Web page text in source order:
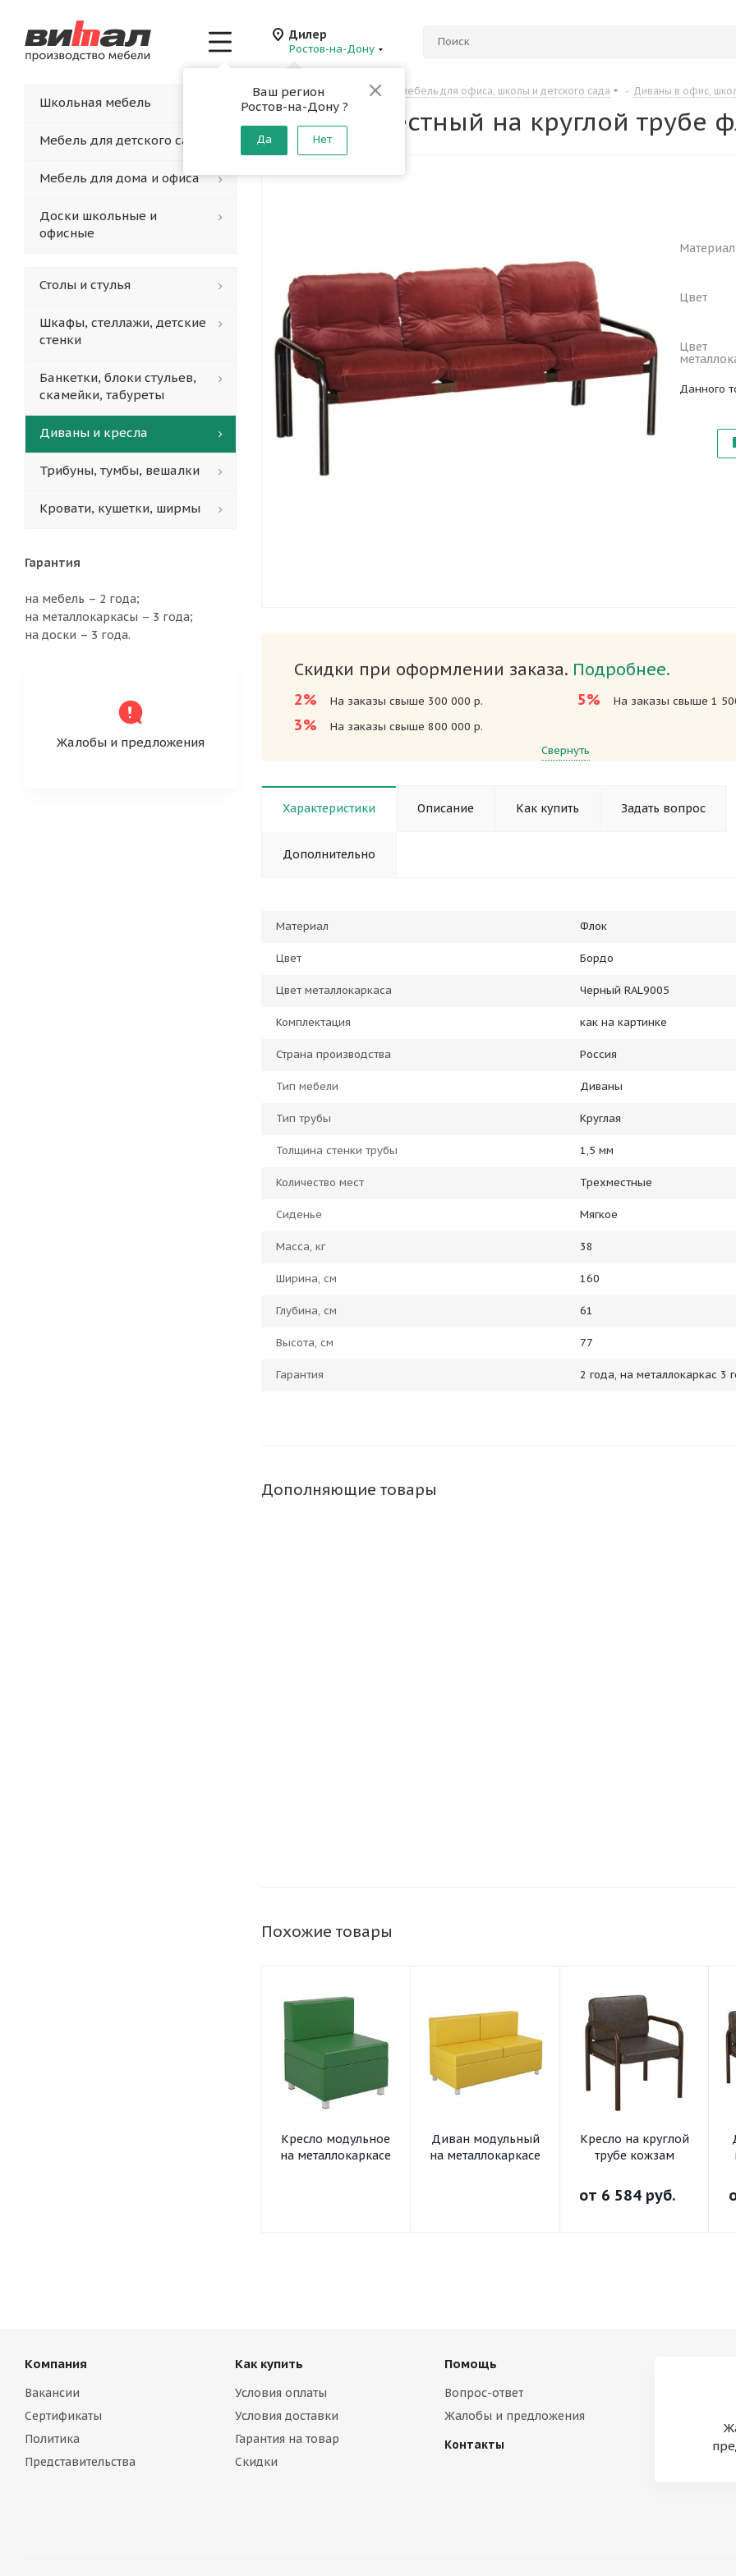
Дилер
Ростов-на-Дону
Ваш регион
Ростов-на-Дону ?
Да Нет
Главная - Каталог Мягкая мебель для офиса, школы и детского сада - Диваны в офис,
Диван 3-местный на круглой трубе
Материал
Цвет
Цвет
Данного
Скидки при оформлении заказа. Подробнее.
2% На заказы свыше 300 000 р.
3% На заказы свыше 800 000 р.
5% На заказы свыше 1
Свернуть
Характеристики Описание Как купить Задать вопрос
Дополнительно
Материал Флок
Цвет Бордо
Цвет металлокаркаса Черный RAL9005
Комплектация как на картинке
Страна производства Россия
Тип мебели Диваны
Тип трубы Круглая
Толщина стенки трубы 1,5 мм
Количество мест Трехместные
Сиденье Мягкое
Масса, кг 38
Ширина, см 160
Глубина, см 61
Высота, см 77
Гарантия 2 года, на металлокаркас 3
Дополняющие товары
Похожие товары
Кресло модульное
на металлокаркасе
Диван модульный
на металлокаркасе
Кресло на круглой
трубе кожзам
от 6 584 руб.
Школьная мебель
Мебель для детского сада
Мебель для дома и офиса
Доски школьные и
офисные
Столы и стулья
Шкафы, стеллажи, детские
стенки
Банкетки, блоки стульев,
скамейки, табуреты
Диваны и кресла
Трибуны, тумбы, вешалки
Кровати, кушетки, ширмы
Гарантия
на мебель – 2 года;
на металлокаркасы – 3 года;
на доски – 3 года.
Жалобы и предложения
Компания
Вакансии
Сертификаты
Политика
Представительства
Как купить
Условия оплаты
Условия доставки
Гарантия на товар
Скидки
Помощь
Вопрос-ответ
Жалобы и предложения
Контакты